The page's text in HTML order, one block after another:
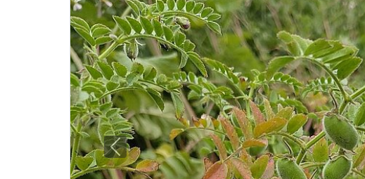
Previous